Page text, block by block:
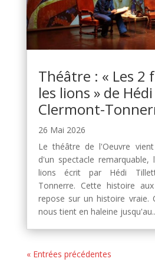
Théâtre : « Les 2
les lions » de
Clermont-
26 Mai 2026
Le théâtre de l'Oeuvre
d'un spectacle
lions écrit par Hédi
Tonnerre. Cette histoire
repose sur un histoire vraie.
nous tient en haleine
« Entrées précédentes